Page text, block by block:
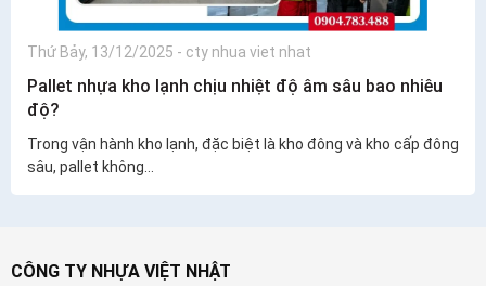
Thứ Bảy, 13/12/2025 - cty nhua viet nhat
Pallet nhựa kho lạnh chịu nhiệt độ âm sâu bao nhiêu
độ?
Trong vận hành kho lạnh, đặc biệt là kho đông và kho cấp đông
sâu, pallet không...
CÔNG TY NHỰA VIỆT NHẬT